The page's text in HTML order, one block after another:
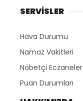
SERVİSLER
Hava Durumu
Namaz Vakitleri
Nöbetçi Eczaneler
Puan Durumları